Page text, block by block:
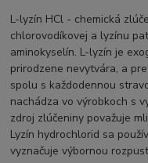
L-lyzín HCl - chemická
chlorovodíkovej a lyzínu
aminokyselín. L-lyzín je
prirodzene nevytvára, a
spolu s každodennou
nachádza vo výrobkoch s
zdroj zlúčeniny považuje
Lyzín hydrochlorid sa
vyznačuje výbornou